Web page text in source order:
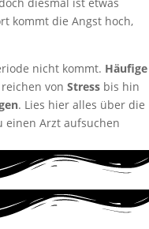
diesmal ist etwas
kommt die Angst hoch,
nicht kommt. Häufige
reichen von Stress bis hin
. Lies hier alles über die
einen Arzt aufsuchen